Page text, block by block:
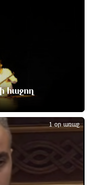
աշխարհ․ Ուժեղ
փակվել է Էթնա
և ֆիքսված
սոցիալական
Հրայր
10 ժամ առաջ
հաջող
1 օր առաջ